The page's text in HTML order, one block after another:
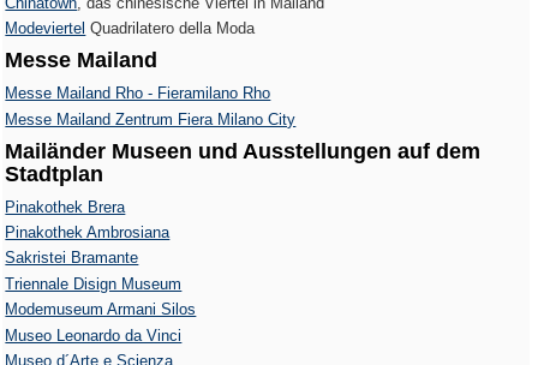
Modeviertel Quadrilatero della Moda
Messe Mailand
Messe Mailand Rho - Fieramilano Rho
Messe Mailand Zentrum Fiera Milano City
Mailänder Museen und Ausstellungen auf dem
Stadtplan
Pinakothek Brera
Pinakothek Ambrosiana
Sakristei Bramante
Triennale Disign Museum
Modemuseum Armani Silos
Museo Leonardo da Vinci
Museo d´Arte e Scienza